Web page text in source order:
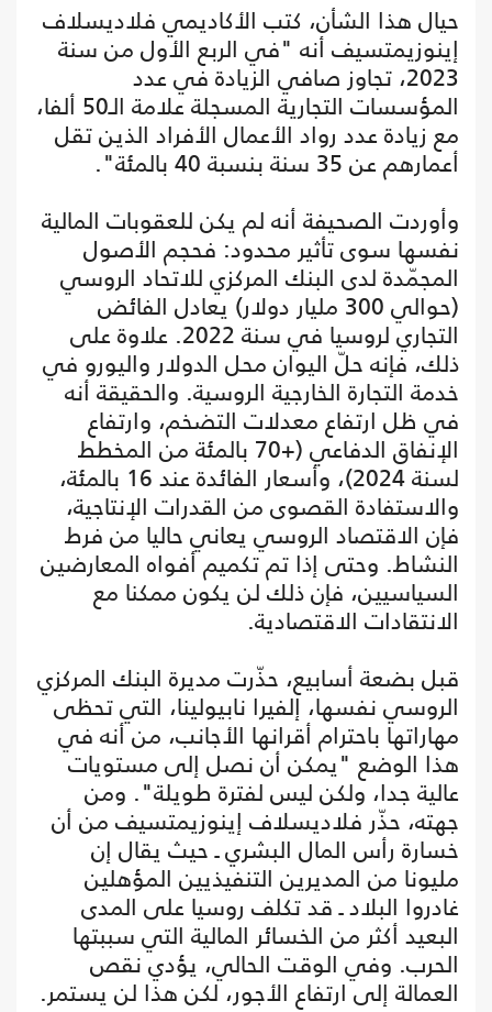
حيال هذا الشأن، كتب الأكاديمي فلاديسلاف
إينوزيمتسيف أنه "في الربع الأول من سنة
2023، تجاوز صافي الزيادة في عدد
المؤسسات التجارية المسجلة علامة الـ50 ألفا،
مع زيادة عدد رواد الأعمال الأفراد الذين تقل
أعمارهم عن 35 سنة بنسبة 40 بالمئة".
وأوردت الصحيفة أنه لم يكن للعقوبات المالية
نفسها سوى تأثير محدود: فحجم الأصول
المجمّدة لدى البنك المركزي للاتحاد الروسي
(حوالي 300 مليار دولار) يعادل الفائض
التجاري لروسيا في سنة 2022. علاوة على
ذلك، فإنه حلّ اليوان محل الدولار واليورو في
خدمة التجارة الخارجية الروسية. والحقيقة أنه
في ظل ارتفاع معدلات التضخم، وارتفاع
الإنفاق الدفاعي (+70 بالمئة من المخطط
لسنة 2024)، وأسعار الفائدة عند 16 بالمئة،
والاستفادة القصوى من القدرات الإنتاجية،
فإن الاقتصاد الروسي يعاني حاليا من فرط
النشاط. وحتى إذا تم تكميم أفواه المعارضين
السياسيين، فإن ذلك لن يكون ممكنا مع
الانتقادات الاقتصادية.
قبل بضعة أسابيع، حذّرت مديرة البنك المركزي
الروسي نفسها، إلفيرا نابيولينا، التي تحظى
مهاراتها باحترام أقرانها الأجانب، من أنه في
هذا الوضع "يمكن أن نصل إلى مستويات
عالية جدا، ولكن ليس لفترة طويلة". ومن
جهته، حذّر فلاديسلاف إينوزيمتسيف من أن
خسارة رأس المال البشري ـ حيث يقال إن
مليونا من المديرين التنفيذيين المؤهلين
غادروا البلاد ـ قد تكلف روسيا على المدى
البعيد أكثر من الخسائر المالية التي سببتها
الحرب. وفي الوقت الحالي، يؤدي نقص
العمالة إلى ارتفاع الأجور، لكن هذا لن يستمر.